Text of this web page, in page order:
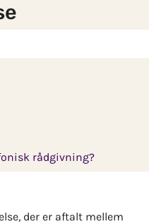
rådgivning?
der er aftalt mellem